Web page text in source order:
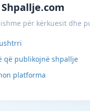
për kërkuesit dhe
që publikojnë shpallje
platforma